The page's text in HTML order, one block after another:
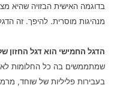
בדוגמה האישית הבזויה שהיא
מנהיגות מוסרית. להיפך. זה
הדגל החמישי הוא דגל החזון
שמתממשים בה כל החלומות
בעבירות פליליות של שוחד,